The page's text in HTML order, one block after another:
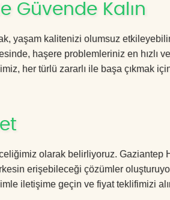
Güvende Kalın
yaşam kalitenizi olumsuz
haşere problemleriniz en hızlı
her türlü zararlı ile başa çıkmak
olarak belirliyoruz. Gaziantep
erişebileceği çözümler
iletişime geçin ve fiyat teklifimizi